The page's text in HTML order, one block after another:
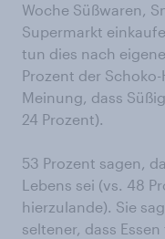
Woche Süßwaren,
Supermarkt
tun dies nach
Prozent der
Meinung, dass
24 Prozent).
53 Prozent sagen,
Lebens sei (vs. 48
hierzulande). Sie
seltener, dass